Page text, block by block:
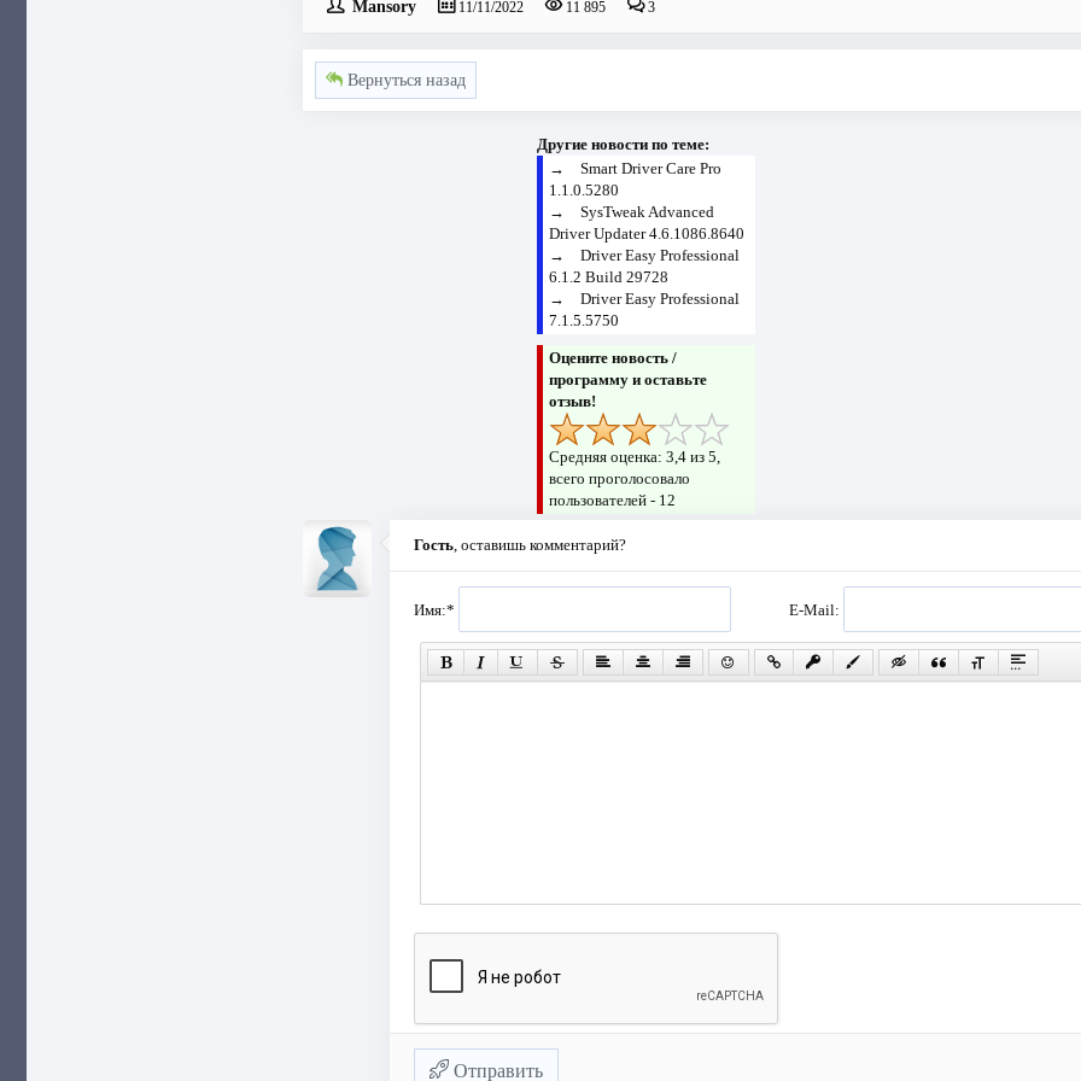
Mansory 11/11/2022 11 895 3
Вернуться назад
Другие новости по теме:
→Smart Driver Care Pro
1.1.0.5280
→SysTweak Advanced
Driver Updater 4.6.1086.8640
→Driver Easy Professional
6.1.2 Build 29728
→Driver Easy Professional
7.1.5.5750
Оцените новость /
программу и оставьте
отзыв!
Средняя оценка:3,4 из 5,
всего проголосовало
пользователей - 12
Гость, оставишь комментарий?
Имя:* E-Mail:
Отправить